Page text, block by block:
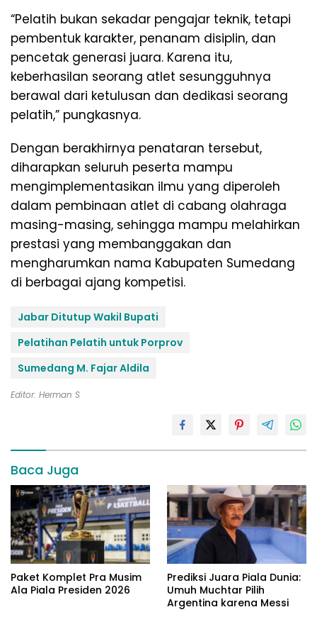
“Pelatih bukan sekadar pengajar teknik, tetapi
pembentuk karakter, penanam disiplin, dan
pencetak generasi juara. Karena itu,
keberhasilan seorang atlet sesungguhnya
berawal dari ketulusan dan dedikasi seorang
pelatih,” pungkasnya.
Dengan berakhirnya penataran tersebut,
diharapkan seluruh peserta mampu
mengimplementasikan ilmu yang diperoleh
dalam pembinaan atlet di cabang olahraga
masing-masing, sehingga mampu melahirkan
prestasi yang membanggakan dan
mengharumkan nama Kabupaten Sumedang
di berbagai ajang kompetisi.
Jabar Ditutup Wakil Bupati
Pelatihan Pelatih untuk Porprov
Sumedang M. Fajar Aldila
Editor: Herman S
Baca Juga
Paket Komplet Pra Musim
Ala Piala Presiden 2026
Prediksi Juara Piala Dunia:
Umuh Muchtar Pilih
Argentina karena Messi